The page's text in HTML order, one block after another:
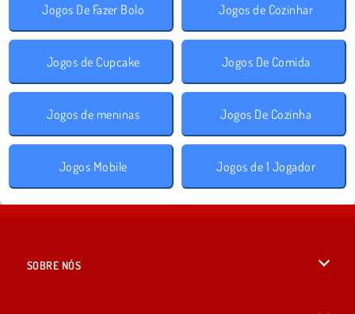
Jogos De Fazer Bolo Jogos de Cozinhar
Jogos de Cupcake Jogos De Comida
Jogos de meninas Jogos De Cozinha
Jogos Mobile Jogos de 1 Jogador
SOBRE NÓS